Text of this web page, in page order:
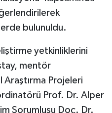
bulunuldu.
yetkinliklerini
mentör
Araştırma Projeleri
Prof. Dr. Alper
Sorumlusu Doç. Dr.